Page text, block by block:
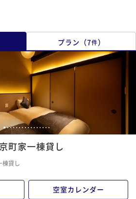
プラン （7件）
1234567 891011 12 13141516
町家一棟貸し
棟貸し
空室カレンダー